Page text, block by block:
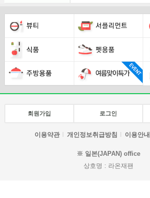
회원가입 로그인
이용약관 개인정보취급방침 이용안내
※ 일본(JAPAN) office
상호명 : 라온재팬